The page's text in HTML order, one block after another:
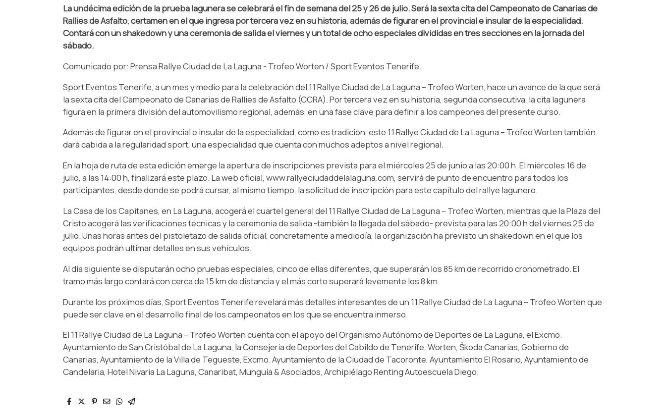
La undécima edición de la prueba lagunera se celebrará el fin de semana del 25 y 26 de julio. Será la sexta cita del Campeonato de Canarias de
Rallies de Asfalto, certamen en el que ingresa por tercera vez en su historia, además de figurar en el provincial e insular de la especialidad.
Contará con un shakedown y una ceremonia de salida el viernes y un total de ocho especiales divididas en tres secciones en la jornada del
sábado.
Comunicado por: Prensa Rallye Ciudad de La Laguna - Trofeo Worten / Sport Eventos Tenerife.
Sport Eventos Tenerife, a un mes y medio para la celebración del 11 Rallye Ciudad de La Laguna – Trofeo Worten, hace un avance de la que será
la sexta cita del Campeonato de Canarias de Rallies de Asfalto (CCRA). Por tercera vez en su historia, segunda consecutiva, la cita lagunera
figura en la primera división del automovilismo regional, además, en una fase clave para definir a los campeones del presente curso.
Además de figurar en el provincial e insular de la especialidad, como es tradición, este 11 Rallye Ciudad de La Laguna – Trofeo Worten también
dará cabida a la regularidad sport, una especialidad que cuenta con muchos adeptos a nivel regional.
En la hoja de ruta de esta edición emerge la apertura de inscripciones prevista para el miércoles 25 de junio a las 20:00 h. El miércoles 16 de
julio, a las 14:00 h, finalizará este plazo. La web oficial, www.rallyeciudaddelalaguna.com, servirá de punto de encuentro para todos los
participantes, desde donde se podrá cursar, al mismo tiempo, la solicitud de inscripción para este capítulo del rallye lagunero.
La Casa de los Capitanes, en La Laguna, acogerá el cuartel general del 11 Rallye Ciudad de La Laguna – Trofeo Worten, mientras que la Plaza del
Cristo acogerá las verificaciones técnicas y la ceremonia de salida -también la llegada del sábado- prevista para las 20:00 h del viernes 25 de
julio. Unas horas antes del pistoletazo de salida oficial, concretamente a mediodía, la organización ha previsto un shakedown en el que los
equipos podrán ultimar detalles en sus vehículos.
Al día siguiente se disputarán ocho pruebas especiales, cinco de ellas diferentes, que superarán los 85 km de recorrido cronometrado. El
tramo más largo contará con cerca de 15 km de distancia y el más corto superará levemente los 8 km.
Durante los próximos días, Sport Eventos Tenerife revelará más detalles interesantes de un 11 Rallye Ciudad de La Laguna – Trofeo Worten que
puede ser clave en el desarrollo final de los campeonatos en los que se encuentra inmerso.
El 11 Rallye Ciudad de La Laguna – Trofeo Worten cuenta con el apoyo del Organismo Autónomo de Deportes de La Laguna, el Excmo.
Ayuntamiento de San Cristóbal de La Laguna, la Consejería de Deportes del Cabildo de Tenerife, Worten, Škoda Canarias, Gobierno de
Canarias, Ayuntamiento de la Villa de Tegueste, Excmo. Ayuntamiento de la Ciudad de Tacoronte, Ayuntamiento El Rosario, Ayuntamiento de
Candelaria, Hotel Nivaria La Laguna, Canaribat, Munguía & Asociados, Archipiélago Renting Autoescuela Diego.